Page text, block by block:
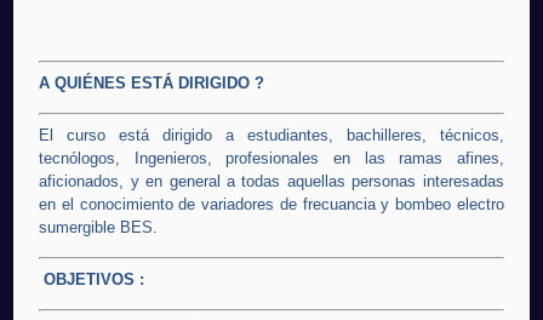
A QUIÉNES ESTÁ DIRIGIDO ?
El curso está dirigido a estudiantes, bachilleres, técnicos,
tecnólogos, Ingenieros, profesionales en las ramas afines,
aficionados, y en general a todas aquellas personas interesadas
en el conocimiento de variadores de frecuancia y bombeo electro
sumergible BES.
OBJETIVOS :